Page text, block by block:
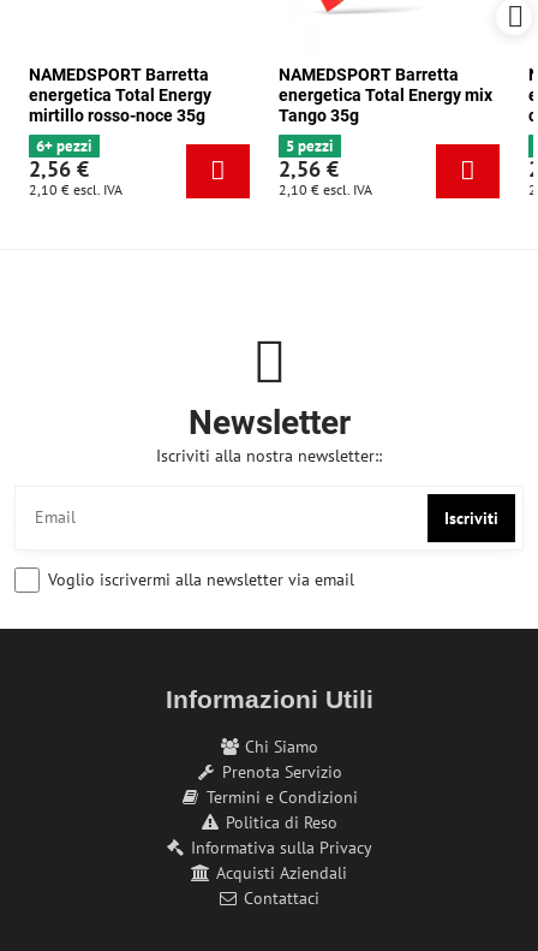
NAMEDSPORT Barretta
energetica Total Energy
mirtillo rosso-noce 35g
6+ pezzi
2,56 €
2,10 € escl. IVA
NAMEDSPORT Barretta
energetica Total Energy mix
Tango 35g
5 pezzi
2,56 €
2,10 € escl. IVA
Newsletter
Iscriviti alla nostra newsletter::
Iscriviti
Voglio iscrivermi alla newsletter via email
Informazioni Utili
Chi Siamo
Prenota Servizio
Termini e Condizioni
Politica di Reso
Informativa sulla Privacy
Acquisti Aziendali
Contattaci